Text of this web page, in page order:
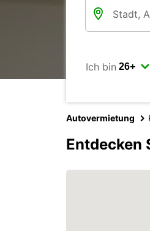
Ich bin
Autovermietung
Entdecken